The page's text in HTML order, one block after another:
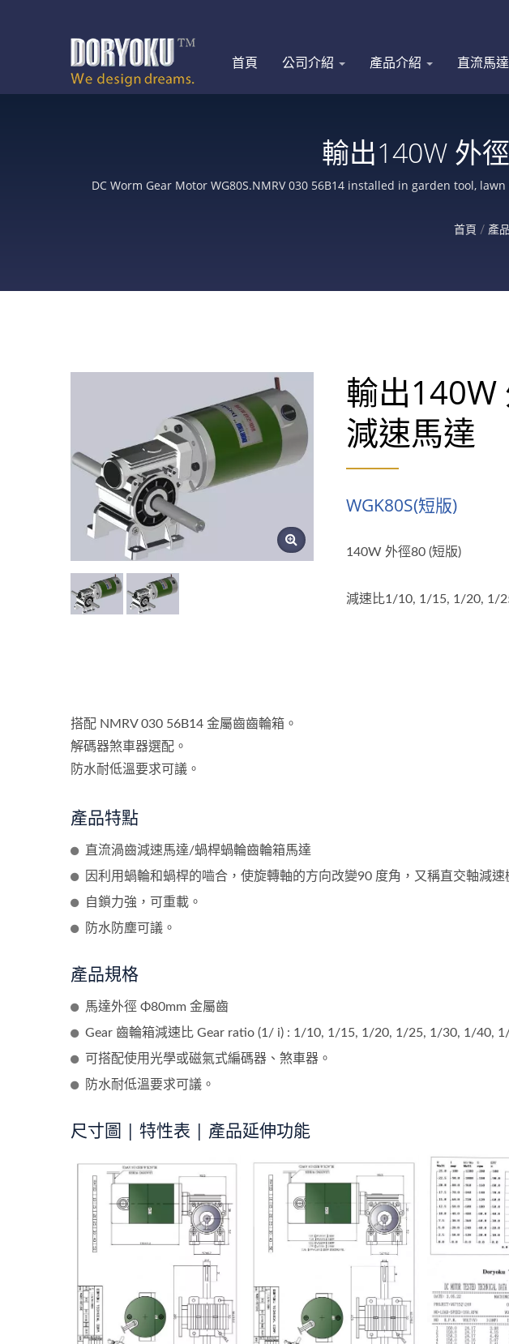
首頁 公司介紹 產品介紹 直流馬
輸出140W 外
DC Worm Gear Motor WG80S.NMRV 030 56B14 installed in garden tool,
項目：直流馬達，減速馬達，行星式
首頁 / 產
輸出140W
減速馬達
WGK80S(短版)
140W 外徑80 (短版)
減速比1/10, 1/15, 1/20, 1/
搭配 NMRV 030 56B14 金屬齒齒輪箱。
解碼器煞車器選配。
防水耐低溫要求可議。
產品特點
直流渦齒減速馬達/蝸桿蝸輪齒輪箱馬達
因利用蝸輪和蝸桿的嚙合，使旋轉軸的方向改變90 度角，又稱直交軸減速
自鎖力強，可重載。
防水防塵可議。
產品規格
馬達外徑 Φ80mm 金屬齒
Gear 齒輪箱減速比 Gear ratio (1/ i) : 1/10, 1/15, 1/20, 1/25, 1/30, 1/40,
可搭配使用光學或磁氣式編碼器、煞車器。
防水耐低溫要求可議。
尺寸圖 | 特性表 | 產品延伸功能